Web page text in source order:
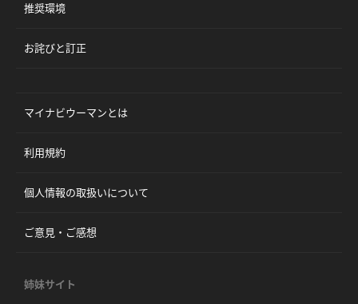
推奨環境
お詫びと訂正
マイナビウーマンとは
利用規約
個人情報の取扱いについて
ご意見・ご感想
姉妹サイト